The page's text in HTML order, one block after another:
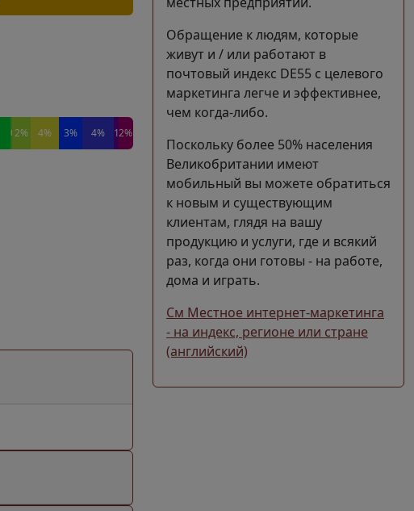
0%
2% 4% 3% 4% 1%
2%
Обращение к людям, которые
живут и / или работают в
почтовый индекс DE55 с целевого
маркетинга легче и эффективнее,
чем когда-либо.
Поскольку более 50% населения
Великобритании имеют
мобильный вы можете обратиться
к новым и существующим
клиентам, глядя на вашу
продукцию и услуги, где и всякий
раз, когда они готовы - на работе,
дома и играть.
См Местное интернет-маркетинга
- на индекс, регионе или стране
(английский)